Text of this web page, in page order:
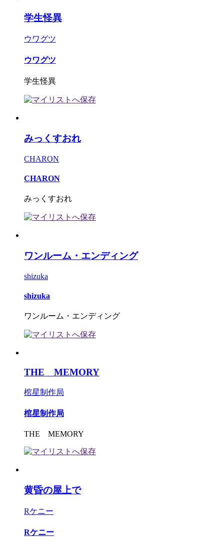
学生怪異
ウワグツ
ウワグツ
学生怪異
みっくすおれ
CHARON
CHARON
みっくすおれ
ワンルーム・エンディング
shizuka
shizuka
ワンルーム・エンディング
THE MEMORY
棺星制作局
棺星制作局
THE MEMORY
黄昏の屋上で
Rケニー
Rケニー